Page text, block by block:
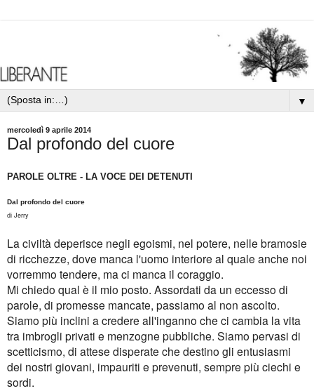
▼
mercoledì 9 aprile 2014
Dal profondo del cuore
PAROLE OLTRE - LA VOCE DEI DETENUTI
Dal profondo del cuore
di Jerry
La civiltà deperisce negli egoismi, nel potere, nelle bramosie
di ricchezze, dove manca l'uomo interiore al quale anche noi
vorremmo tendere, ma ci manca il coraggio.
Mi chiedo qual è il mio posto. Assordati da un eccesso di
parole, di promesse mancate, passiamo al non ascolto.
Siamo più inclini a credere all'inganno che ci cambia la vita
tra imbrogli privati e menzogne pubbliche. Siamo pervasi di
scetticismo, di attese disperate che destino gli entusiasmi
dei nostri giovani, impauriti e prevenuti, sempre più ciechi e
sordi.